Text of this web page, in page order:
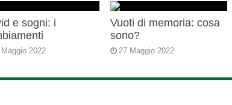
e sogni: i
2022
Vuoti di memoria: cosa
sono?
27 Maggio 2022